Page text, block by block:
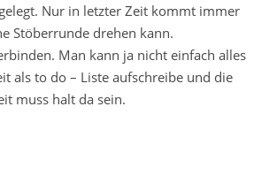
Nur in letzter Zeit kommt immer
Stöberrunde drehen kann.
Man kann ja nicht einfach alles
als to do – Liste aufschreibe und die
muss halt da sein.